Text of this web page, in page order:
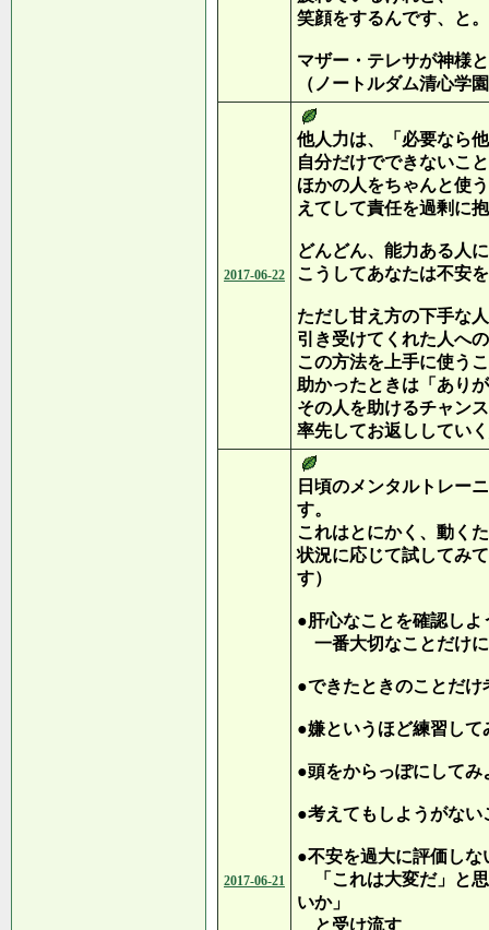
笑顔をするんです、と。
マザー・テレサが神様
（ノートルダム清心
2017-06-22
他人力は、「必要なら
自分だけでできないこ
ほかの人をちゃんと使
えてして責任を過剰に
どんどん、能力ある人
こうしてあなたは不安
ただし甘え方の下手な
引き受けてくれた人へ
この方法を上手に使う
助かったときは「あり
その人を助けるチャン
率先してお返ししてい
2017-06-21
日頃のメンタルトレー
す。
これはとにかく、動く
状況に応じて試してみ
す）
●肝心なことを確認しよ
一番大切なことだけ
●できたときのことだ
●嫌というほど練習して
●頭をからっぽにしてみ
●考えてもしようがな
●不安を過大に評価しな
「これは大変だ」と
いか」
と受け流す